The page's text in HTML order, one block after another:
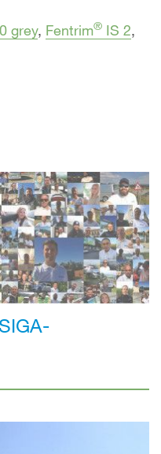
grey, Fentrim® IS 2,